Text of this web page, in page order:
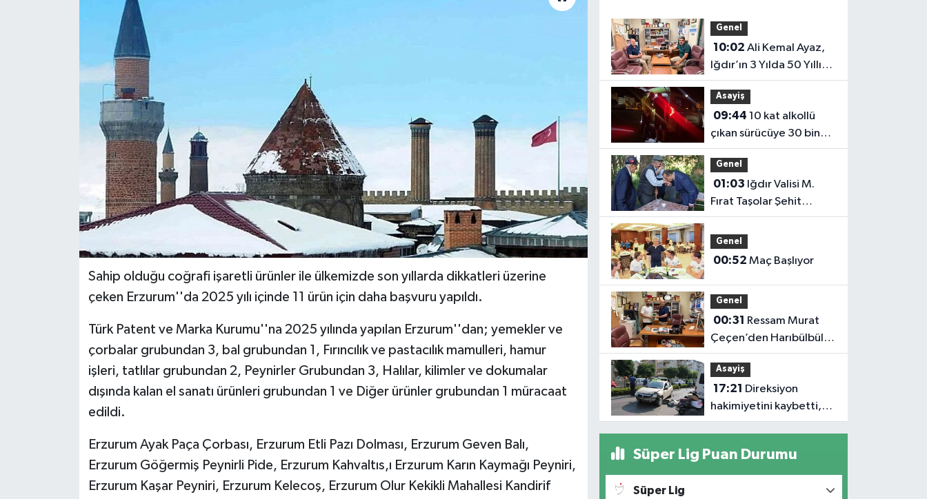
Sahip olduğu coğrafi işaretli ürünler ile ülkemizde son yıllarda dikkatleri üzerine
çeken Erzurum''da 2025 yılı içinde 11 ürün için daha başvuru yapıldı.
Türk Patent ve Marka Kurumu''na 2025 yılında yapılan Erzurum''dan; yemekler ve
çorbalar grubundan 3, bal grubundan 1, Fırıncılık ve pastacılık mamulleri, hamur
işleri, tatlılar grubundan 2, Peynirler Grubundan 3, Halılar, kilimler ve dokumalar
dışında kalan el sanatı ürünleri grubundan 1 ve Diğer ürünler grubundan 1 müracaat
edildi.
Erzurum Ayak Paça Çorbası, Erzurum Etli Pazı Dolması, Erzurum Geven Balı,
Erzurum Göğermiş Peynirli Pide, Erzurum Kahvaltıs,ı Erzurum Karın Kaymağı Peyniri,
Erzurum Kaşar Peyniri, Erzurum Kelecoş, Erzurum Olur Kekikli Mahallesi Kandirif
Genel
10:02
Iğdır’ın 3 Yılda 50 Yıllık
Sorununu Çözdük
Asayiş
09:44
çıkan sürücüye 30 bin
lira para cezası
Genel
01:03
Fırat Taşolar Şehit
Babasının Elini Öptü
Genel
00:52 Maç Başlıyor
Genel
00:31
Çeçen’den Harıbülbül
Hediyesi
Asayiş
17:21
hakimiyetini kaybetti,
karşı şeritteki otomobile
Süper Lig Puan Durumu
Süper Lig